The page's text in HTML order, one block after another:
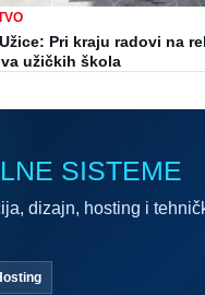
Pri kraju radovi na
užičkih škola
SISTEME
dizajn, hosting i